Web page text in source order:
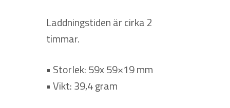
Laddningstiden är cirka 2
timmar.
• Storlek: 59x 59×19 mm
• Vikt: 39,4 gram